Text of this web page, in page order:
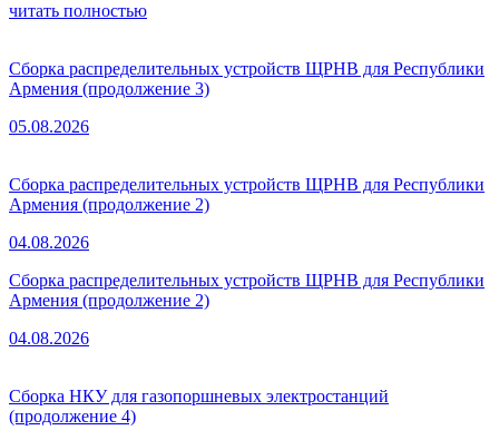
читать полностью
Сборка распределительных устройств ЩРНВ для Республики
Армения (продолжение 3)
05.08.2026
Сборка распределительных устройств ЩРНВ для Республики
Армения (продолжение 2)
04.08.2026
Сборка распределительных устройств ЩРНВ для Республики
Армения (продолжение 2)
04.08.2026
Сборка НКУ для газопоршневых электростанций
(продолжение 4)